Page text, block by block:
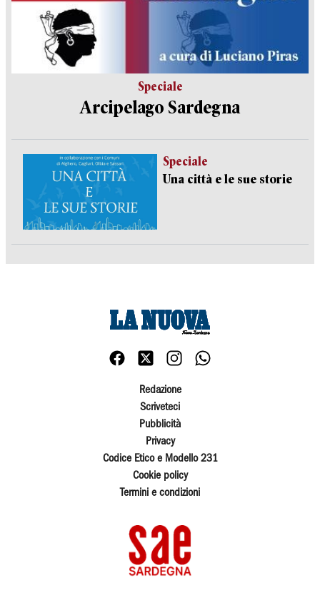
Speciale
Arcipelago Sardegna
Speciale
Una città e le sue storie
Redazione
Scriveteci
Pubblicità
Privacy
Codice Etico e Modello 231
Cookie policy
Termini e condizioni